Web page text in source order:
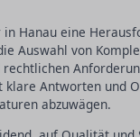
Hanau eine
Auswahl von
Antworten und
abzuwägen.